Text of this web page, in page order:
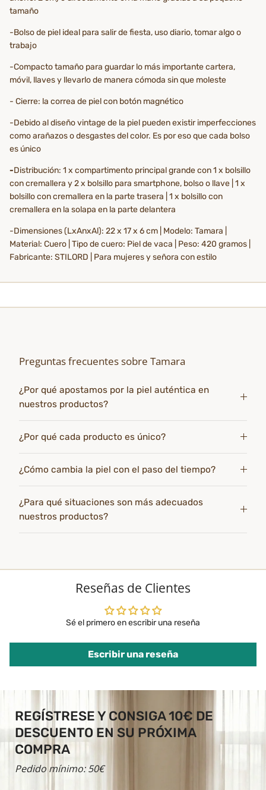
tamaño
-Bolso de piel ideal para salir de fiesta, uso diario, tomar algo o
trabajo
-Compacto tamaño para guardar lo más importante cartera,
móvil, llaves y llevarlo de manera cómoda sin que moleste
- Cierre: la correa de piel con botón magnético
-Debido al diseño vintage de la piel pueden existir imperfecciones
como arañazos o desgastes del color. Es por eso que cada bolso
es único
-Distribución: 1 x compartimento principal grande con 1 x bolsillo
con cremallera y 2 x bolsillo para smartphone, bolso o llave | 1 x
bolsillo con cremallera en la parte trasera | 1 x bolsillo con
cremallera en la solapa en la parte delantera
-Dimensiones (LxAnxAl): 22 x 17 x 6 cm | Modelo: Tamara |
Material: Cuero | Tipo de cuero: Piel de vaca | Peso: 420 gramos |
Fabricante: STILORD | Para mujeres y señora con estilo
Preguntas frecuentes sobre Tamara
¿Por qué apostamos por la piel auténtica en
nuestros productos?
¿Por qué cada producto es único?
¿Cómo cambia la piel con el paso del tiempo?
¿Para qué situaciones son más adecuados
nuestros productos?
Reseñas de Clientes
Sé el primero en escribir una reseña
Escribir una reseña
REGÍSTRESE Y CONSIGA 10€ DE
DESCUENTO EN SU PRÓXIMA
COMPRA
Pedido mínimo: 50€